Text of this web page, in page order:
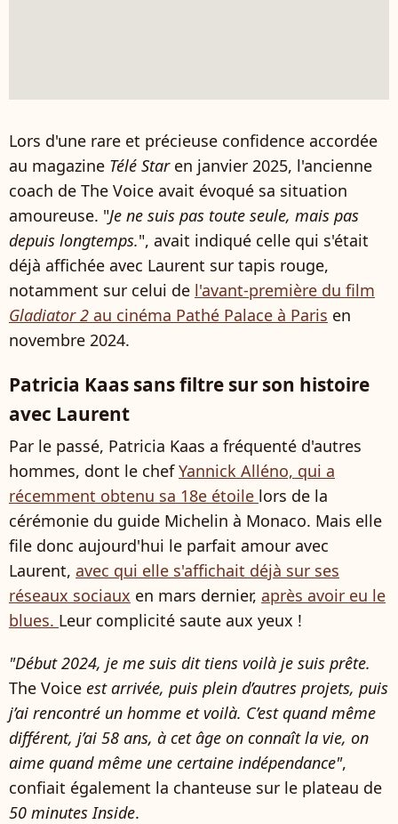
Lors d'une rare et précieuse confidence accordée
au magazine Télé Staren janvier 2025, l'ancienne
coach de The Voice avait évoqué sa situation
amoureuse. "Je ne suis pas toute seule, mais pas
depuis longtemps.", avait indiqué celle qui s'était
déjà affichée avec Laurent sur tapis rouge,
notamment sur celui de l'avant-première du film
Gladiator 2 au cinéma Pathé Palace à Paris en
novembre 2024.
Patricia Kaas sans filtre sur son histoire
avec Laurent
Par le passé, Patricia Kaas a fréquenté d'autres
hommes, dont le chefYannick Alléno, qui a
récemment obtenu sa 18e étoile lors de la
cérémonie du guide Michelin à Monaco. Mais elle
file donc aujourd'hui le parfait amour avec
Laurent, avec qui elle s'affichait déjà sur ses
réseaux sociaux en mars dernier, après avoir eu le
blues. Leur complicité saute aux yeux !
"Début 2024, je me suis dit tiens voilà je suis prête.
The Voice est arrivée, puis plein d’autres projets, puis
j’ai rencontré un homme et voilà. C’est quand même
différent, j’ai 58 ans, à cet âge on connaît la vie, on
aime quand même une certaine indépendance",
confiait également la chanteuse sur le plateau de
50 minutes Inside.